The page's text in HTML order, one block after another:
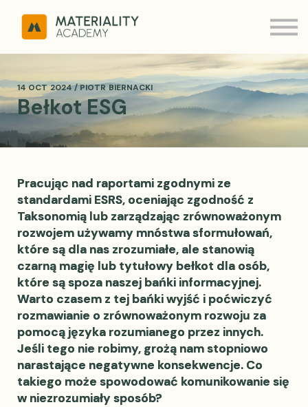
ESRS Q&A
MATERIALITY
Kontakt
Zaloguj
14 OCT 2024 / PIOTR BIERNACKI
Bełkot ESG
Pracując nad raportami zgodnymi ze
standardami ESRS, oceniając zgodność z
Taksonomią lub zarządzając zrównoważonym
rozwojem używamy mnóstwa sformułowań,
które są dla nas zrozumiałe, ale stanowią
czarną magię lub tytułowy bełkot dla osób,
które są spoza naszej bańki informacyjnej.
Warto czasem z tej bańki wyjść i poćwiczyć
rozmawianie o zrównoważonym rozwoju za
pomocą języka rozumianego przez innych.
Jeśli tego nie robimy, grożą nam stopniowo
narastające negatywne konsekwencje. Co
takiego może spowodować komunikowanie się
w niezrozumiały sposób?